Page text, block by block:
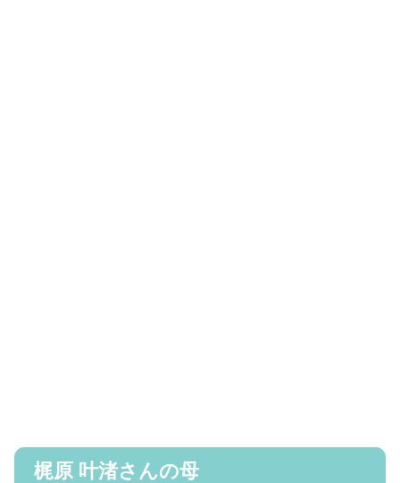
梶原 叶渚さんの母